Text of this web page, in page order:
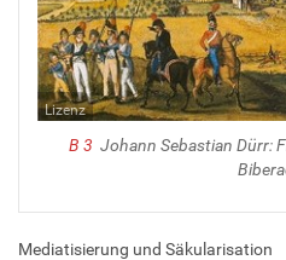
Lizenz
B 3 Johann Sebastian Dürr:
Mediatisierung und Säkularisation